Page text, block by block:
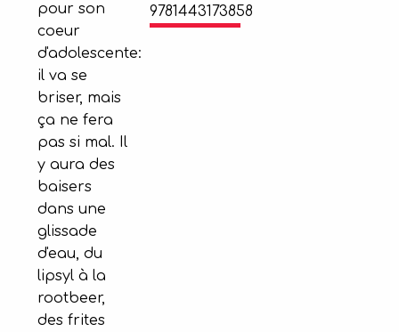
9781443173858
pour son
coeur
d'adolescente:
il va se
briser, mais
ça ne fera
pas si mal. Il
y aura des
baisers
dans une
glissade
d'eau, du
lipsyl à la
rootbeer,
des frites